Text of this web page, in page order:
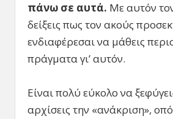
πάνω σε αυτά. Με αυτόν
δείξεις πως τον ακούς
ενδιαφέρεσαι να μάθεις
πράγματα γι’ αυτόν.
Είναι πολύ εύκολο να
αρχίσεις την «ανάκριση»,